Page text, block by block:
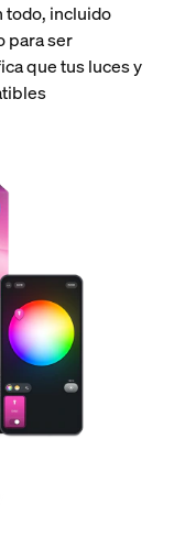
todo, incluido
para ser
que tus luces y